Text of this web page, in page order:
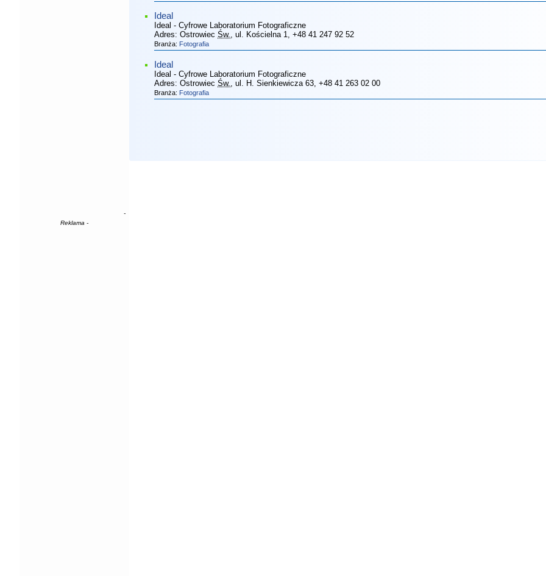
-
Reklama -
Ideal
Ideal - Cyfrowe Laboratorium Fotograficzne
Adres: Ostrowiec Św., ul. Kościelna 1, +48 41 247 92 52
Branża: Fotografia
Ideal
Ideal - Cyfrowe Laboratorium Fotograficzne
Adres: Ostrowiec Św., ul. H. Sienkiewicza 63, +48 41 263 02 00
Branża: Fotografia